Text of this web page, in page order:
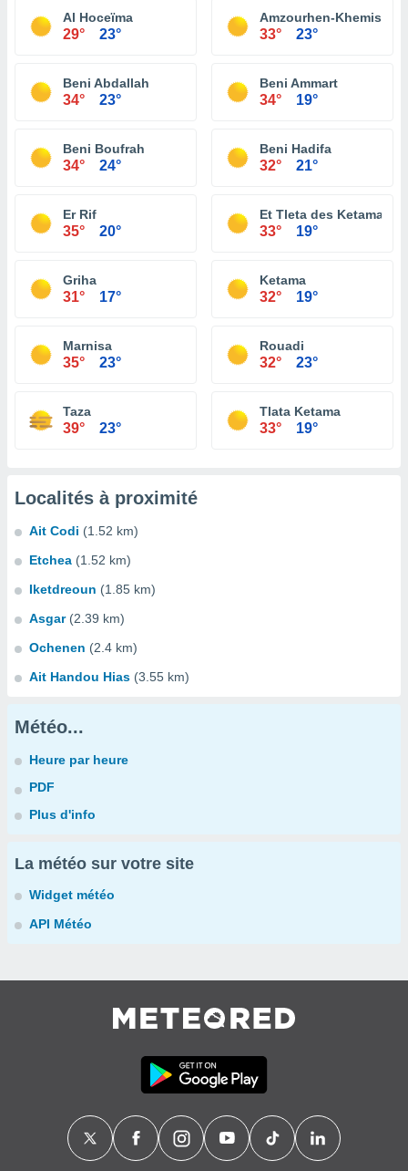
Al Hoceïma
29° 23°
Amzourhen-Khemis-
33° 23°
Beni Abdallah
34° 23°
Beni Ammart
34° 19°
Beni Boufrah
34° 24°
Beni Hadifa
32° 21°
Er Rif
35° 20°
Et Tleta des Ketama
33° 19°
Griha
31° 17°
Ketama
32° 19°
Marnisa
35° 23°
Rouadi
32° 23°
Taza
39° 23°
Tlata Ketama
33° 19°
Localités à proximité
Ait Codi (1.52 km)
Etchea (1.52 km)
Iketdreoun (1.85 km)
Asgar (2.39 km)
Ochenen (2.4 km)
Ait Handou Hias (3.55 km)
Météo...
Heure par heure
PDF
Plus d'info
La météo sur votre site
Widget météo
API Météo